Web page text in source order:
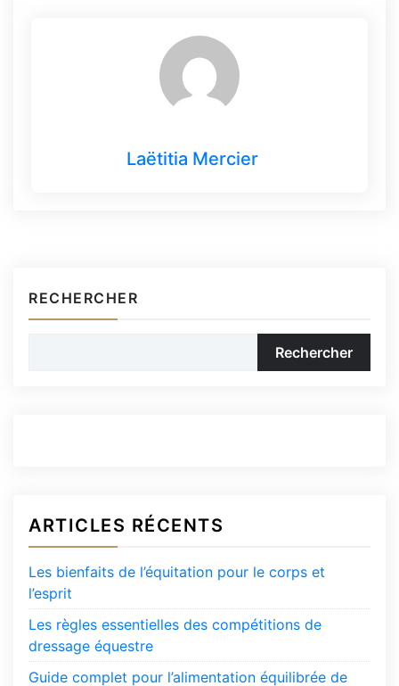
Laëtitia Mercier
RECHERCHER
Rechercher
ARTICLES RÉCENTS
Les bienfaits de l’équitation pour le corps et
l’esprit
Les règles essentielles des compétitions de
dressage équestre
Guide complet pour l’alimentation équilibrée de